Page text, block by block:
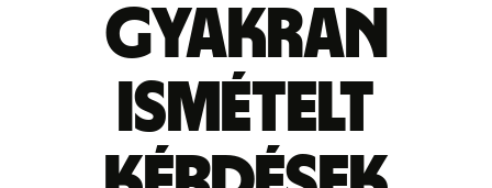
Gyakran
ismételt